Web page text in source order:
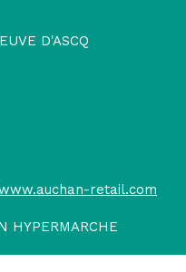
D'ASCQ
retail.com
HYPERMARCHE